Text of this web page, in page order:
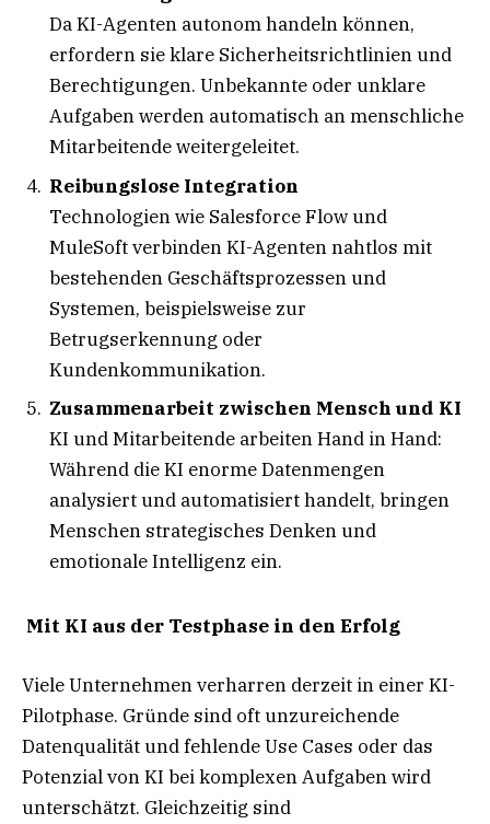
Da KI-Agenten autonom handeln können,
erfordern sie klare Sicherheitsrichtlinien und
Berechtigungen. Unbekannte oder unklare
Aufgaben werden automatisch an menschliche
Mitarbeitende weitergeleitet.
Reibungslose Integration
Technologien wie Salesforce Flow und
MuleSoft verbinden KI-Agenten nahtlos mit
bestehenden Geschäftsprozessen und
Systemen, beispielsweise zur
Betrugserkennung oder
Kundenkommunikation.
Zusammenarbeit zwischen Mensch und KI
KI und Mitarbeitende arbeiten Hand in Hand:
Während die KI enorme Datenmengen
analysiert und automatisiert handelt, bringen
Menschen strategisches Denken und
emotionale Intelligenz ein.
Mit KI aus der Testphase in den Erfolg
Viele Unternehmen verharren derzeit in einer KI-
Pilotphase. Gründe sind oft unzureichende
Datenqualität und fehlende Use Cases oder das
Potenzial von KI bei komplexen Aufgaben wird
unterschätzt. Gleichzeitig sind